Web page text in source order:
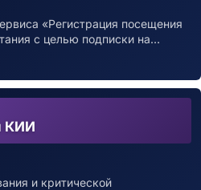
«Регистрация посещения
с целью подписки на…
КИИ
и критической